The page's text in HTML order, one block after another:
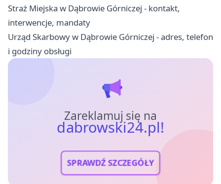
Straż Miejska w Dąbrowie Górniczej - kontakt,
interwencje, mandaty
Urząd Skarbowy w Dąbrowie Górniczej - adres, telefon
i godziny obsługi
Zareklamuj się na
dabrowski24.pl!
SPRAWDŹ SZCZEGÓŁY